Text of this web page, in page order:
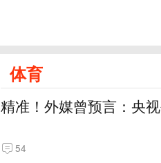
体育
精准！外媒曾预言：央
54